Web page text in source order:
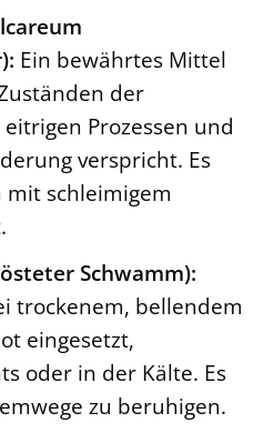
Ein bewährtes Mittel
der
Prozessen und
verspricht. Es
schleimigem
Schwamm):
trockenem, bellendem
eingesetzt,
oder in der Kälte. Es
zu beruhigen.